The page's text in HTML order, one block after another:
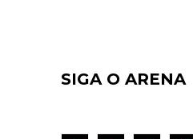
SIGA O ARENA